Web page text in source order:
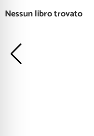
Nessun libro trovato